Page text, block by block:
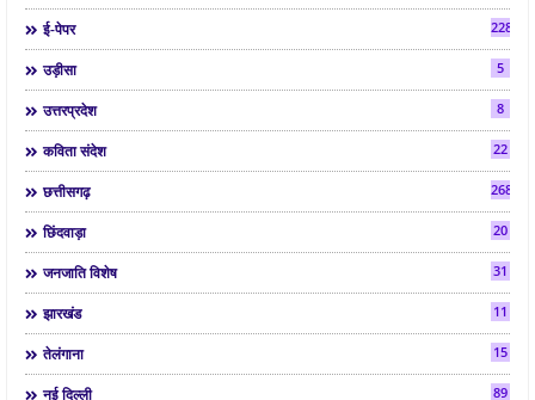
ई-पेपर 2286
उड़ीसा 5
उत्तरप्रदेश 8
कविता संदेश 22
छत्तीसगढ़ 268
छिंदवाड़ा 20
जनजाति विशेष 31
झारखंड 11
तेलंगाना 15
नई दिल्ली 89